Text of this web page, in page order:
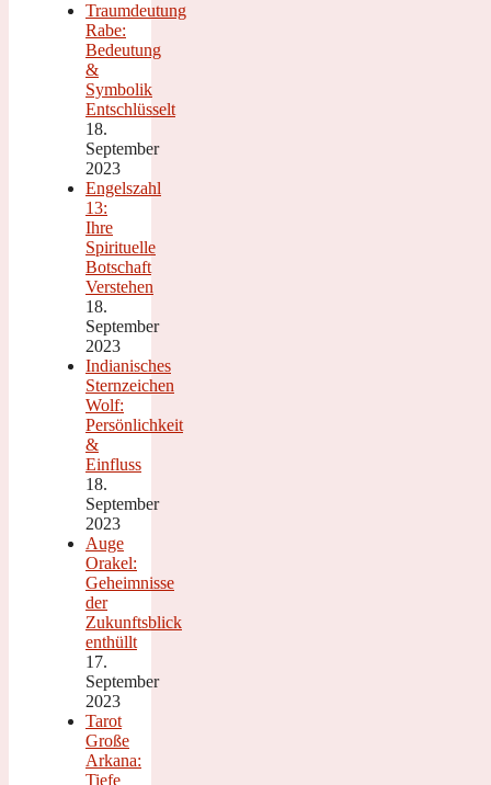
Traumdeutung
Rabe:
Bedeutung
&
Symbolik
Entschlüsselt
18.
September
2023
Engelszahl
13:
Ihre
Spirituelle
Botschaft
Verstehen
18.
September
2023
Indianisches
Sternzeichen
Wolf:
Persönlichkeit
&
Einfluss
18.
September
2023
Auge
Orakel:
Geheimnisse
der
Zukunftsblick
enthüllt
17.
September
2023
Tarot
Große
Arkana:
Tiefe